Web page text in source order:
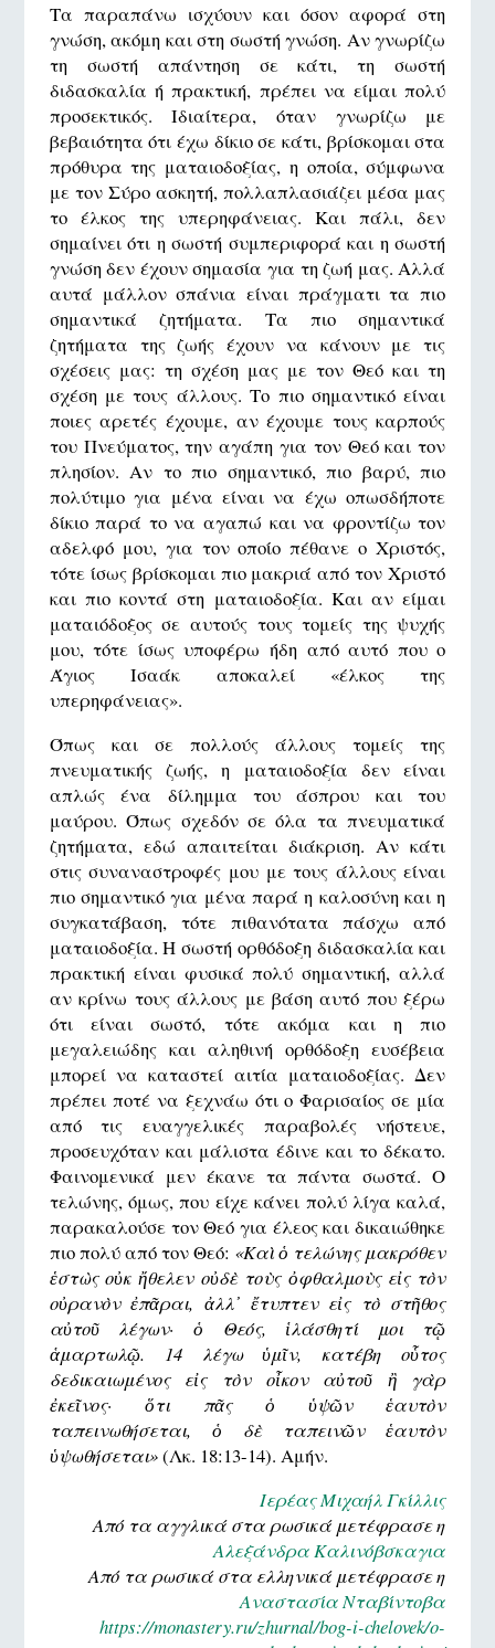
Τα παραπάνω ισχύουν και όσον αφορά στη
γνώση, ακόμη και στη σωστή γνώση. Αν γνωρίζω
τη σωστή απάντηση σε κάτι, τη σωστή
διδασκαλία ή πρακτική, πρέπει να είμαι πολύ
προσεκτικός. Ιδιαίτερα, όταν γνωρίζω με
βεβαιότητα ότι έχω δίκιο σε κάτι, βρίσκομαι στα
πρόθυρα της ματαιοδοξίας, η οποία, σύμφωνα
με τον Σύρο ασκητή, πολλαπλασιάζει μέσα μας
το έλκος της υπερηφάνειας. Και πάλι, δεν
σημαίνει ότι η σωστή συμπεριφορά και η σωστή
γνώση δεν έχουν σημασία για τη ζωή μας. Αλλά
αυτά μάλλον σπάνια είναι πράγματι τα πιο
σημαντικά ζητήματα. Τα πιο σημαντικά
ζητήματα της ζωής έχουν να κάνουν με τις
σχέσεις μας: τη σχέση μας με τον Θεό και τη
σχέση με τους άλλους. Το πιο σημαντικό είναι
ποιες αρετές έχουμε, αν έχουμε τους καρπούς
του Πνεύματος, την αγάπη για τον Θεό και τον
πλησίον. Αν το πιο σημαντικό, πιο βαρύ, πιο
πολύτιμο για μένα είναι να έχω οπωσδήποτε
δίκιο παρά το να αγαπώ και να φροντίζω τον
αδελφό μου, για τον οποίο πέθανε ο Χριστός,
τότε ίσως βρίσκομαι πιο μακριά από τον Χριστό
και πιο κοντά στη ματαιοδοξία. Και αν είμαι
ματαιόδοξος σε αυτούς τους τομείς της ψυχής
μου, τότε ίσως υποφέρω ήδη από αυτό που ο
Άγιος Ισαάκ αποκαλεί «έλκος της
υπερηφάνειας».
Όπως και σε πολλούς άλλους τομείς της
πνευματικής ζωής, η ματαιοδοξία δεν είναι
απλώς ένα δίλημμα του άσπρου και του
μαύρου. Όπως σχεδόν σε όλα τα πνευματικά
ζητήματα, εδώ απαιτείται διάκριση. Αν κάτι
στις συναναστροφές μου με τους άλλους είναι
πιο σημαντικό για μένα παρά η καλοσύνη και η
συγκατάβαση, τότε πιθανότατα πάσχω από
ματαιοδοξία. Η σωστή ορθόδοξη διδασκαλία και
πρακτική είναι φυσικά πολύ σημαντική, αλλά
αν κρίνω τους άλλους με βάση αυτό που ξέρω
ότι είναι σωστό, τότε ακόμα και η πιο
μεγαλειώδης και αληθινή ορθόδοξη ευσέβεια
μπορεί να καταστεί αιτία ματαιοδοξίας. Δεν
πρέπει ποτέ να ξεχνάω ότι ο Φαρισαίος σε μία
από τις ευαγγελικές παραβολές νήστευε,
προσευχόταν και μάλιστα έδινε και το δέκατο.
Φαινομενικά μεν έκανε τα πάντα σωστά. Ο
τελώνης, όμως, που είχε κάνει πολύ λίγα καλά,
παρακαλούσε τον Θεό για έλεος και δικαιώθηκε
πιο πολύ από τον Θεό: «Καὶ ὁ τελώνης μακρόθεν
ἑστὼς οὐκ ἤθελεν οὐδὲ τοὺς ὀφθαλμοὺς εἰς τὸν
οὐρανὸν ἐπᾶραι, ἀλλ᾿ ἔτυπτεν εἰς τὸ στῆθος
αὐτοῦ λέγων· ὁ Θεός, ἱλάσθητί μοι τῷ
ἁμαρτωλῷ. 14 λέγω ὑμῖν, κατέβη οὗτος
δεδικαιωμένος εἰς τὸν οἶκον αὐτοῦ ἢ γὰρ
ἐκεῖνος· ὅτι πᾶς ὁ ὑψῶν ἑαυτὸν
ταπεινωθήσεται, ὁ δὲ ταπεινῶν ἑαυτὸν
ὑψωθήσεται»(Λκ. 18:13-14). Αμήν.
Ιερέας Μιχαήλ Γκίλλις
Από τα αγγλικά στα ρωσικά μετέφρασε η
Αλεξάνδρα Καλινόβσκαγια
Από τα ρωσικά στα ελληνικά μετέφρασε η
Αναστασία Νταβίντοβα
https://monastery.ru/zhurnal/bog-i-chelovek/o-